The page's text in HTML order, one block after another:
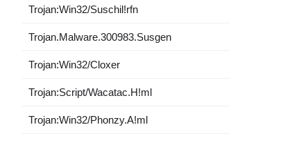
Trojan:Win32/Suschil!rfn
Trojan.Malware.300983.Susgen
Trojan:Win32/Cloxer
Trojan:Script/Wacatac.H!ml
Trojan:Win32/Phonzy.A!ml